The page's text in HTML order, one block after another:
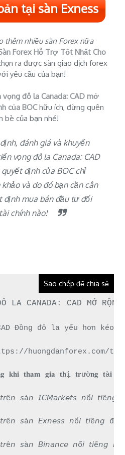
tại sàn Exness
thêm nhiều sàn Forex nữa
Forex Hỗ Trợ Tốt Nhất Cho
ra được sàn giao dịch forex
yêu cầu của bạn!
vọng đô la Canada: CAD mở
của BOChữu ích, đừng quên
bè của bạn nhé!
đánh giá và khuyến
vọng đô la Canada: CAD
định của BOC chỉ
và do đó bạn cần cân
định mua bán đầu tư đối
chính nào!
Sao chép để chia sẻ
LA CANADA: CAD MỞ
CAD Đồng đô la yếu hơn
huongdanforex.com/
𝐤𝐡𝐢 𝐭𝐡𝐚𝐦 𝐠𝐢𝐚 𝐭𝐡ị 𝐭𝐫ườ𝐧𝐠 𝐭à𝐢
𝘴à𝘯 𝘐𝘊𝘔𝘢𝘳𝘬𝘦𝘵𝘴 𝘯ổ𝘪
𝘴à𝘯 𝘌𝘹𝘯𝘦𝘴𝘴 𝘯ổ𝘪 𝘵𝘪ế𝘯𝘨
𝘴à𝘯 𝘉𝘪𝘯𝘢𝘯𝘤𝘦 𝘯ổ𝘪